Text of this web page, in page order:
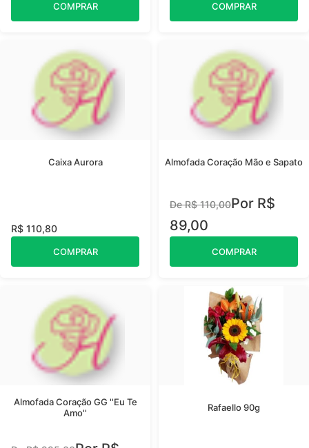
COMPRAR COMPRAR
Caixa Aurora
R$ 110,80
COMPRAR
Almofada Coração Mão e Sapato
De R$ 110,00Por R$
89,00
COMPRAR
Almofada Coração GG ''Eu Te
Amo''
Rafaello 90g